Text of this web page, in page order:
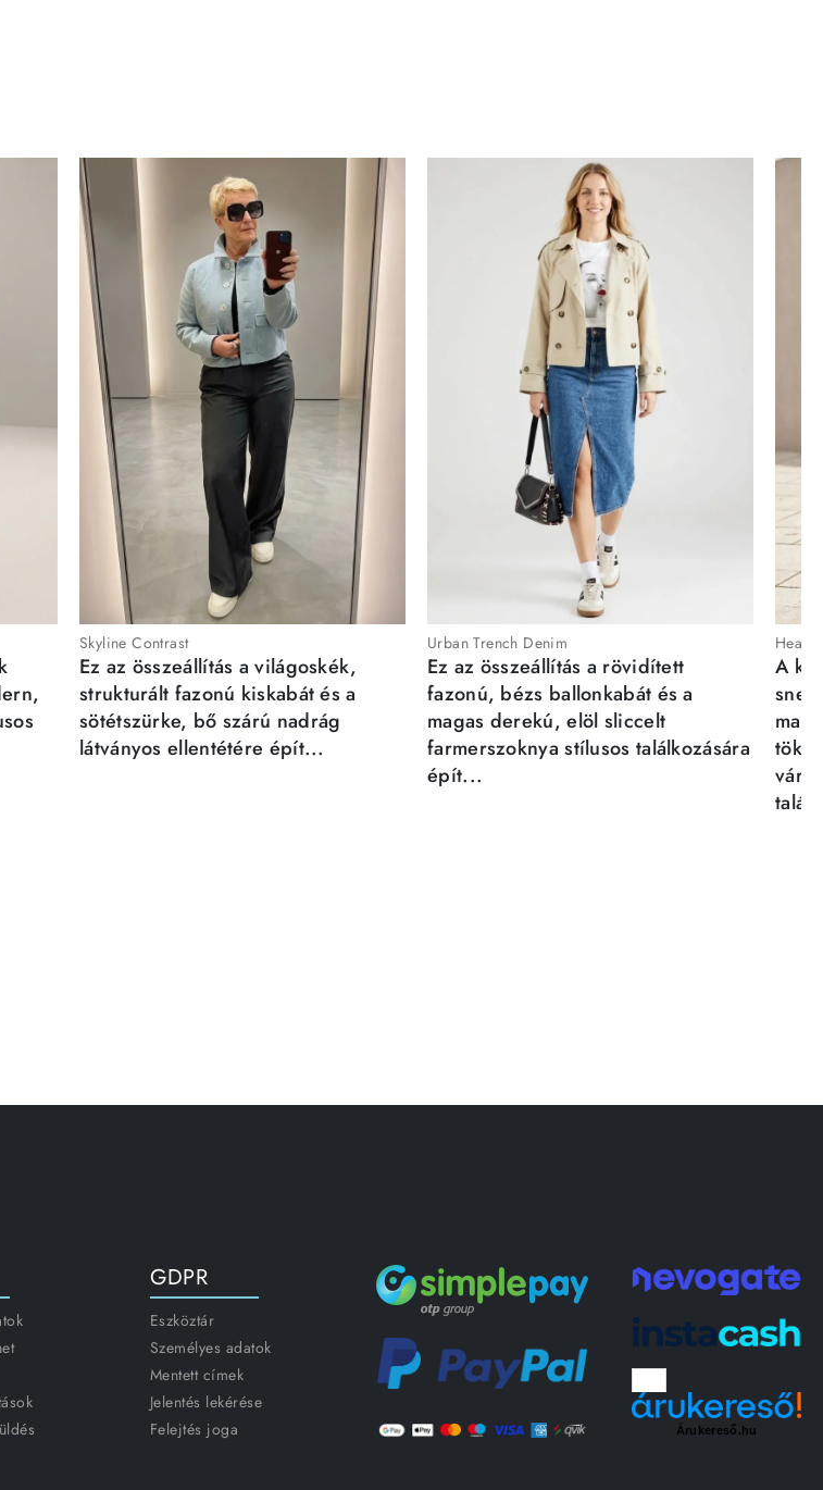
Skyline Contrast
Ez az összeállítás a világoskék,
strukturált fazonú kiskabát és a
sötétszürke, bő szárú nadrág
látványos ellentétére épít...
Urban Trench Denim
Ez az összeállítás a rövidített
fazonú, bézs ballonkabát és a
magas derekú, elöl sliccelt
farmerszoknya stílusos találkozására
épít...
A
GDPR
Eszköztár
Személyes adatok
Mentett címek
Jelentés lekérése
Felejtés joga
Árukereső.hu